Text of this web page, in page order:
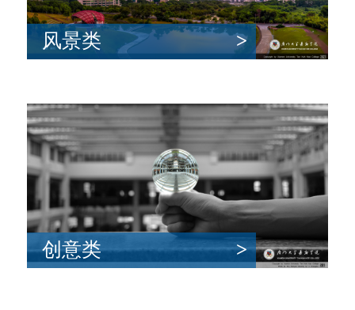
风景类 >
创意类 >